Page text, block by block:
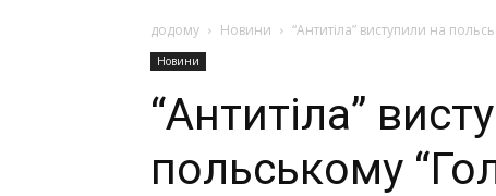
додому Новини “Антитіла” виступили на
Новини
“Антитіла”
польському